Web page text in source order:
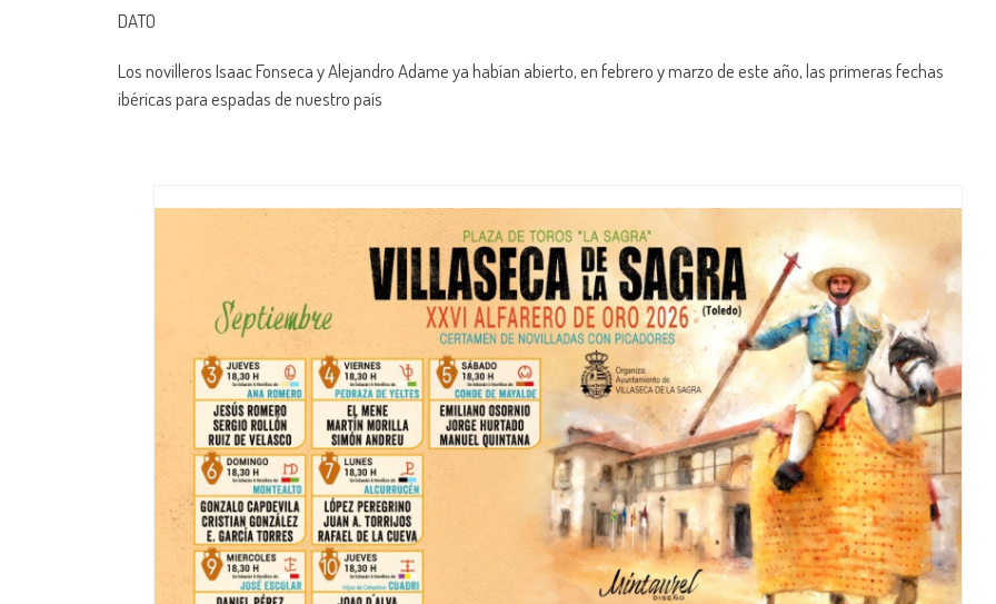
DATO
Los novilleros Isaac Fonseca y Alejandro Adame ya habían abierto, en febrero y marzo de este año, las primeras fechas
ibéricas para espadas de nuestro país